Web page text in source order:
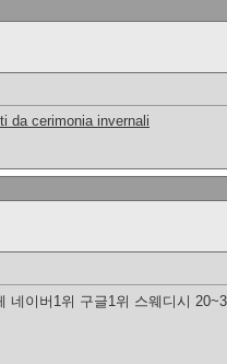
da cerimonia invernali
이버1위 구글1위 스웨디시